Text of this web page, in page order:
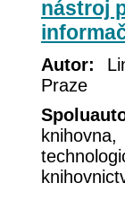
nástroj
Autor:
Praze